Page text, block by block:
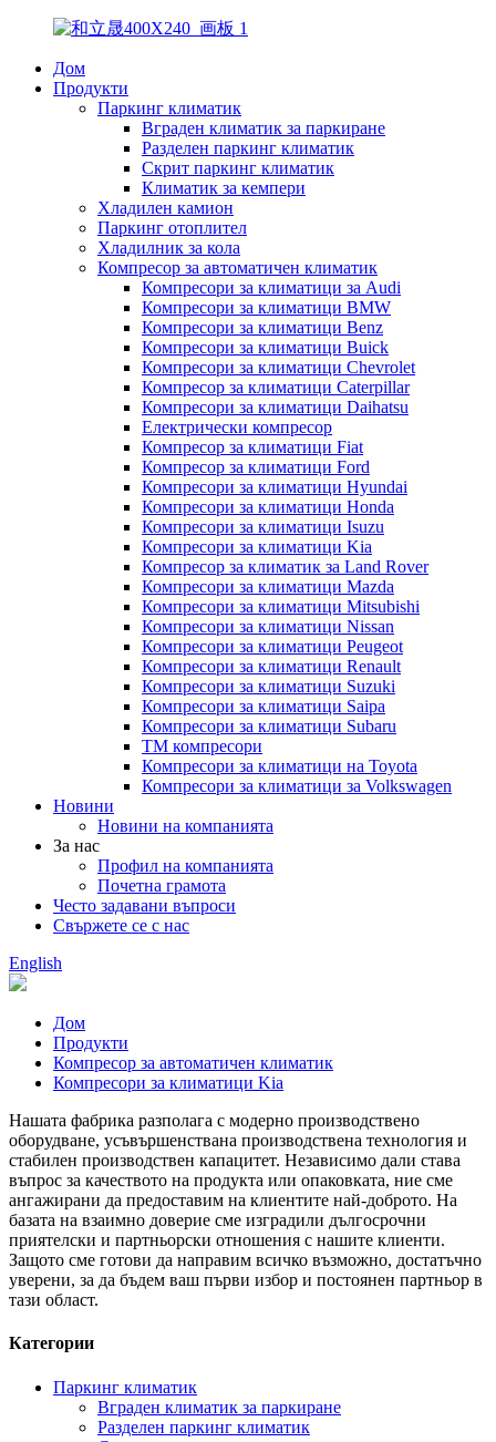
Дом
Продукти
Паркинг климатик
Вграден климатик за паркиране
Разделен паркинг климатик
Скрит паркинг климатик
Климатик за кемпери
Хладилен камион
Паркинг отоплител
Хладилник за кола
Компресор за автоматичен климатик
Компресори за климатици за Audi
Компресори за климатици BMW
Компресори за климатици Benz
Компресори за климатици Buick
Компресори за климатици Chevrolet
Компресор за климатици Caterpillar
Компресори за климатици Daihatsu
Електрически компресор
Компресор за климатици Fiat
Компресор за климатици Ford
Компресори за климатици Hyundai
Компресори за климатици Honda
Компресори за климатици Isuzu
Компресори за климатици Kia
Компресор за климатик за Land Rover
Компресори за климатици Mazda
Компресори за климатици Mitsubishi
Компресори за климатици Nissan
Компресори за климатици Peugeot
Компресори за климатици Renault
Компресори за климатици Suzuki
Компресори за климатици Saipa
Компресори за климатици Subaru
TM компресори
Компресори за климатици на Toyota
Компресори за климатици за Volkswagen
Новини
Новини на компанията
За нас
Профил на компанията
Почетна грамота
Често задавани въпроси
Свържете се с нас
English
Дом
Продукти
Компресор за автоматичен климатик
Компресори за климатици Kia
Нашата фабрика разполага с модерно производствено
оборудване, усъвършенствана производствена технология и
стабилен производствен капацитет. Независимо дали става
въпрос за качеството на продукта или опаковката, ние сме
ангажирани да предоставим на клиентите най-доброто. На
базата на взаимно доверие сме изградили дългосрочни
приятелски и партньорски отношения с нашите клиенти.
Защото сме готови да направим всичко възможно, достатъчно
уверени, за да бъдем ваш първи избор и постоянен партньор в
тази област.
Категории
Паркинг климатик
Вграден климатик за паркиране
Разделен паркинг климатик